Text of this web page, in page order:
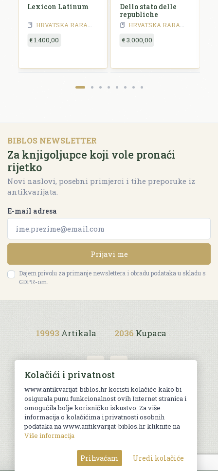
RARA - 19 stoljeće
Lexicon Latinum
HRVATSKA RARA HRVATSKA RARA - 18 stoljeće
€ 1.400,00
Dello stato delle
republiche
HRVATSKA RARA HRVATSKA
€ 3.000,00
BIBLOS NEWSLETTER
Za knjigoljupce koji vole pronaći
rijetko
Novi naslovi, posebni primjerci i tihe preporuke iz
antikvarijata.
E-mail adresa
Prijavi me
Dajem privolu za primanje newslettera i obradu podataka u skladu s
GDPR-om.
19993 Artikala 2036 Kupaca
Uvjeti kupnje
© Sva prava pridržana. Web by
Kolačići i privatnost
www.antikvarijat-biblos.hr koristi kolačiće kako bi
osigurala punu funkcionalnost ovih Internet stranica i
omogućila bolje korisničko iskustvo. Za više
informacija o kolačićima i privatnosti osobnih
podataka na www.antikvarijat-biblos.hr kliknite na
Više informacija
Prihvaćam Uredi kolačiće